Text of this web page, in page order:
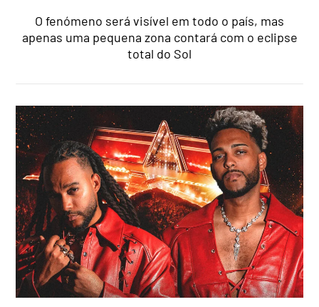
O fenómeno será visível em todo o país, mas
apenas uma pequena zona contará com o eclipse
total do Sol